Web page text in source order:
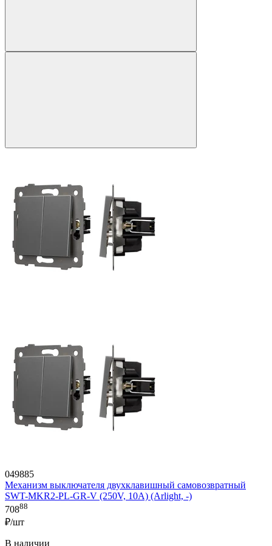
049885
Механизм выключателя двухклавишный самовозвратный
SWT-MKR2-PL-GR-V (250V, 10A) (Arlight, -)
70888
₽/шт
В наличии